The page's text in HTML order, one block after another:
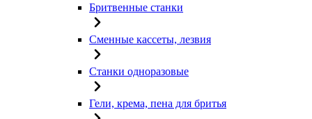
Бритвенные станки
Сменные кассеты, лезвия
Станки одноразовые
Гели, крема, пена для бритья